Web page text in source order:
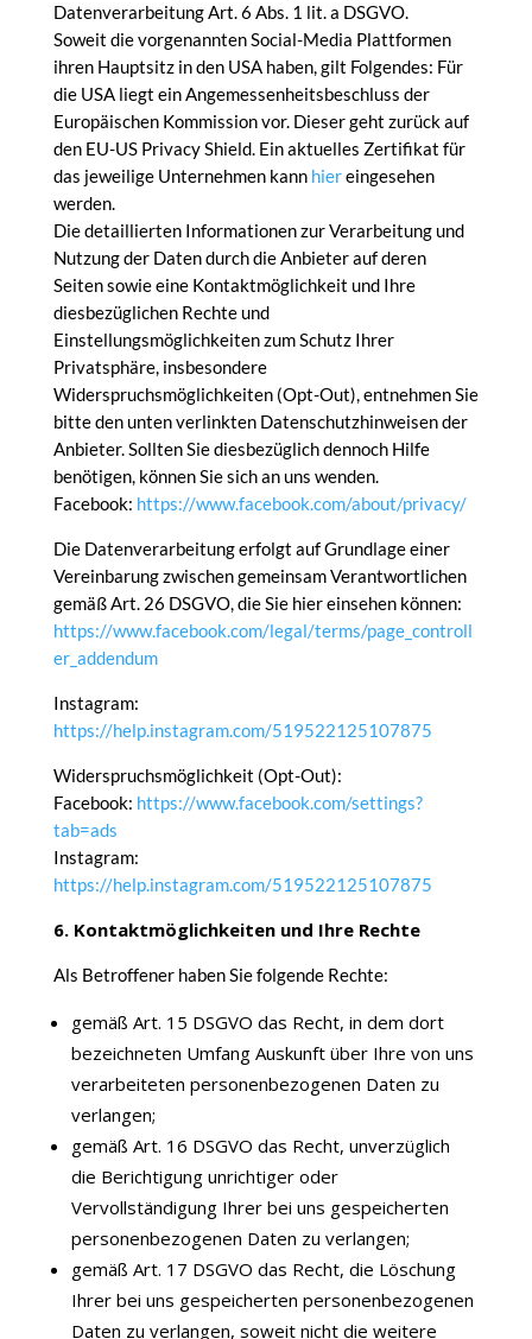
Datenverarbeitung Art. 6 Abs. 1 lit. a DSGVO.
Soweit die vorgenannten Social-Media Plattformen
ihren Hauptsitz in den USA haben, gilt Folgendes: Für
die USA liegt ein Angemessenheitsbeschluss der
Europäischen Kommission vor. Dieser geht zurück auf
den EU-US Privacy Shield. Ein aktuelles Zertifikat für
das jeweilige Unternehmen kann hiereingesehen
werden.
Die detaillierten Informationen zur Verarbeitung und
Nutzung der Daten durch die Anbieter auf deren
Seiten sowie eine Kontaktmöglichkeit und Ihre
diesbezüglichen Rechte und
Einstellungsmöglichkeiten zum Schutz Ihrer
Privatsphäre, insbesondere
Widerspruchsmöglichkeiten (Opt-Out), entnehmen Sie
bitte den unten verlinkten Datenschutzhinweisen der
Anbieter. Sollten Sie diesbezüglich dennoch Hilfe
benötigen, können Sie sich an uns wenden.
Facebook: https://www.facebook.com/about/privacy/
Die Datenverarbeitung erfolgt auf Grundlage einer
Vereinbarung zwischen gemeinsam Verantwortlichen
gemäß Art. 26 DSGVO, die Sie hier einsehen können:
https://www.facebook.com/legal/terms/page_controll
er_addendum
Instagram:
https://help.instagram.com/519522125107875
Widerspruchsmöglichkeit (Opt-Out):
Facebook: https://www.facebook.com/settings?
tab=ads
Instagram:
https://help.instagram.com/519522125107875
6. Kontaktmöglichkeiten und Ihre Rechte
Als Betroffener haben Sie folgende Rechte:
gemäß Art. 15 DSGVO das Recht, in dem dort
bezeichneten Umfang Auskunft über Ihre von uns
verarbeiteten personenbezogenen Daten zu
verlangen;
gemäß Art. 16 DSGVO das Recht, unverzüglich
die Berichtigung unrichtiger oder
Vervollständigung Ihrer bei uns gespeicherten
personenbezogenen Daten zu verlangen;
gemäß Art. 17 DSGVO das Recht, die Löschung
Ihrer bei uns gespeicherten personenbezogenen
Daten zu verlangen, soweit nicht die weitere